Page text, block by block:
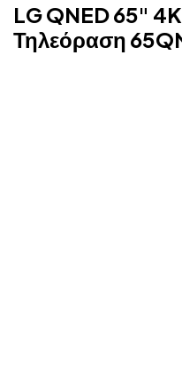
LG QNED 65"
Τηλεόραση